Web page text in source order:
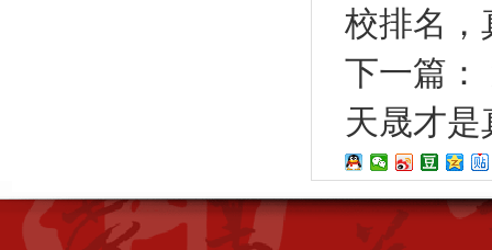
校排名，
下一篇：
天晟才是